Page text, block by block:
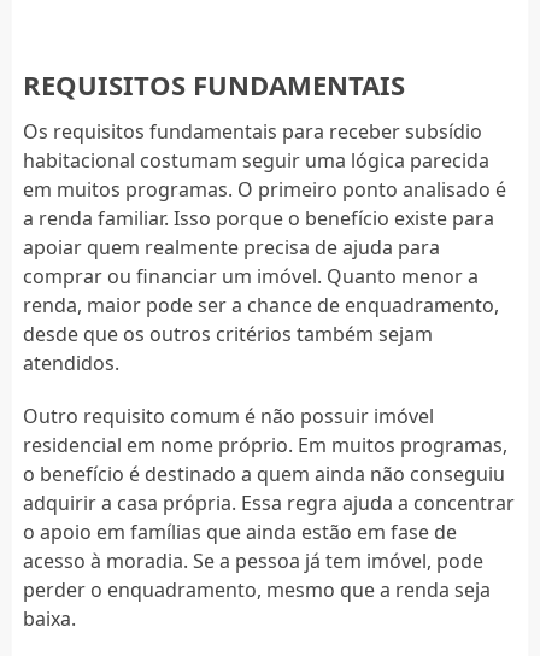
REQUISITOS FUNDAMENTAIS
Os requisitos fundamentais para receber subsídio
habitacional costumam seguir uma lógica parecida
em muitos programas. O primeiro ponto analisado é
a renda familiar. Isso porque o benefício existe para
apoiar quem realmente precisa de ajuda para
comprar ou financiar um imóvel. Quanto menor a
renda, maior pode ser a chance de enquadramento,
desde que os outros critérios também sejam
atendidos.
Outro requisito comum é não possuir imóvel
residencial em nome próprio. Em muitos programas,
o benefício é destinado a quem ainda não conseguiu
adquirir a casa própria. Essa regra ajuda a concentrar
o apoio em famílias que ainda estão em fase de
acesso à moradia. Se a pessoa já tem imóvel, pode
perder o enquadramento, mesmo que a renda seja
baixa.